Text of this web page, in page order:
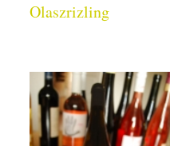
Olaszrizling